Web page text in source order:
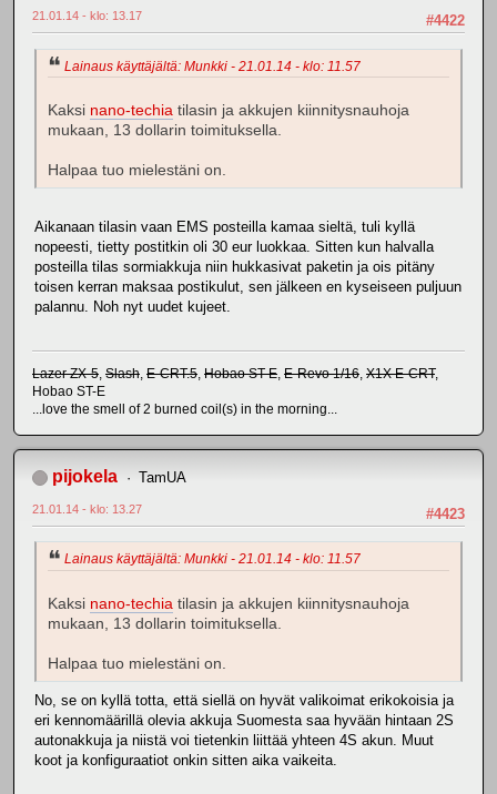
#4422
21.01.14 - klo: 13.17
Lainaus käyttäjältä: Munkki - 21.01.14 - klo: 11.57
Kaksi nano-techia tilasin ja akkujen kiinnitysnauhoja
mukaan, 13 dollarin toimituksella.
Halpaa tuo mielestäni on.
Aikanaan tilasin vaan EMS posteilla kamaa sieltä, tuli kyllä
nopeesti, tietty postitkin oli 30 eur luokkaa. Sitten kun halvalla
posteilla tilas sormiakkuja niin hukkasivat paketin ja ois pitäny
toisen kerran maksaa postikulut, sen jälkeen en kyseiseen puljuun
palannu. Noh nyt uudet kujeet.
Lazer ZX-5, Slash, E-CRT.5, Hobao ST-E, E-Revo 1/16, X1X E-CRT,
Hobao ST-E
...love the smell of 2 burned coil(s) in the morning...
pijokela TamUA
#4423
21.01.14 - klo: 13.27
Lainaus käyttäjältä: Munkki - 21.01.14 - klo: 11.57
Kaksi nano-techia tilasin ja akkujen kiinnitysnauhoja
mukaan, 13 dollarin toimituksella.
Halpaa tuo mielestäni on.
No, se on kyllä totta, että siellä on hyvät valikoimat erikokoisia ja
eri kennomäärillä olevia akkuja Suomesta saa hyvään hintaan 2S
autonakkuja ja niistä voi tietenkin liittää yhteen 4S akun. Muut
koot ja konfiguraatiot onkin sitten aika vaikeita.